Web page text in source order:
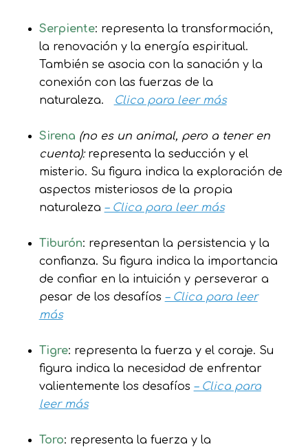
Serpiente: representa la transformación,
la renovación y la energía espiritual.
También se asocia con la sanación y la
conexión con las fuerzas de la
naturaleza.
Clica para leer más
Sirena (no es un animal, pero a tener en
cuenta):representa la seducción y el
misterio. Su figura indica la exploración de
aspectos misteriosos de la propia
naturaleza – Clica para leer más
Tiburón: representan la persistencia y la
confianza. Su figura indica la importancia
de confiar en la intuición y perseverar a
pesar de los desafíos – Clica para leer
más
Tigre: representa la fuerza y el coraje. Su
figura indica la necesidad de enfrentar
valientemente los desafíos – Clica para
leer más
Toro: representa la fuerza y la